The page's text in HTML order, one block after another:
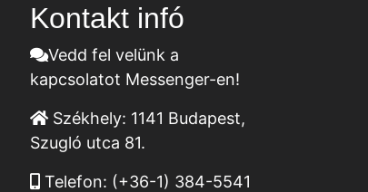
Kontakt infó
Vedd fel velünk a
kapcsolatot Messenger-en!
Székhely: 1141 Budapest,
Szugló utca 81.
Telefon: (+36-1) 384-5541